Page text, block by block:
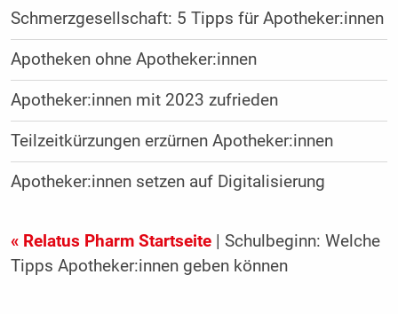
Schmerzgesellschaft: 5 Tipps für Apotheker:innen
Apotheken ohne Apotheker:innen
Apotheker:innen mit 2023 zufrieden
Teilzeitkürzungen erzürnen Apotheker:innen
Apotheker:innen setzen auf Digitalisierung
« Relatus Pharm Startseite| Schulbeginn: Welche
Tipps Apotheker:innen geben können